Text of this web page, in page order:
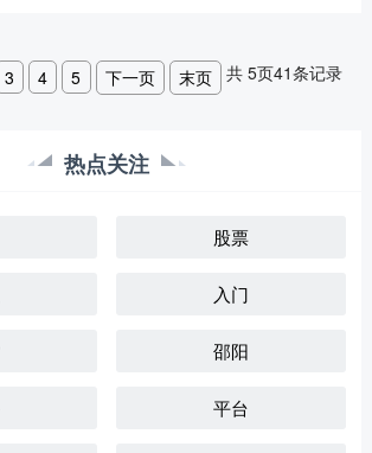
3 4 5 下一页 末页 共5页41条记录
热点关注
股票
入门
邵阳
平台